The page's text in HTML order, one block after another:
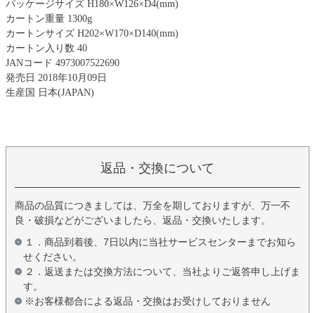
パッケージサイズ H180×W126×D4(mm)
カートン重量 1300g
カートンサイズ H202×W170×D140(mm)
カートン入り数 40
JANコード 4973007522690
発売日 2018年10月09日
生産国 日本(JAPAN)
返品・交換について
商品の品質につきましては、万全を期しておりますが、万一不
良・破損などがございましたら、返品・交換いたします。
１．商品到着後、7日以内に当社サービスセンターまでお知ら
せください。
２．返送または交換方法について、当社よりご返答申し上げま
す。
※お客様都合による返品・交換はお受けしておりません